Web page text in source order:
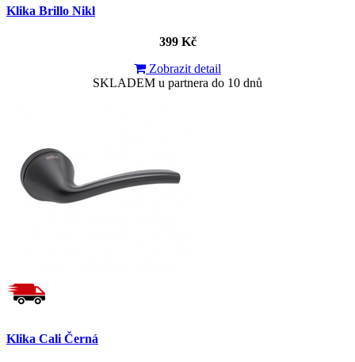
Klika Brillo Nikl
399 Kč
Zobrazit detail
SKLADEM u partnera do 10 dnů
Klika Cali Černá